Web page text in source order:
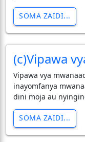
SOMA ZAIDI...
(c)Vipawa
Vipawa vya
inayomfanya
dini moja au
SOMA ZAIDI...